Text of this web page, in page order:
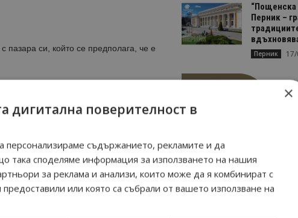
пазара си, който се предполага, че е
пазар на Ерфурт, който носи
фигури в реален размер, както и
“Пощенска
Перник –
Перник
×
дигитална поверителност в
персонализираме съдържанието, рекламите и да
така споделяме информация за използването на нашия
за реклама и анализи, които може да я комбинират с
или която са събрали от вашето използване на